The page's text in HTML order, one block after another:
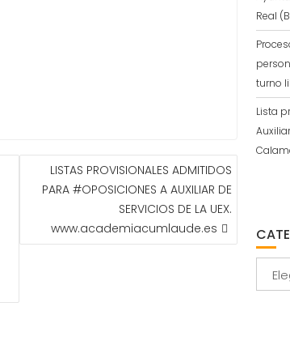
LISTAS PROVISIONALES ADMITIDOS
PARA #OPOSICIONES A AUXILIAR DE
SERVICIOS DE LA UEX.
www.academiacumlaude.es
Real
turno
Lista